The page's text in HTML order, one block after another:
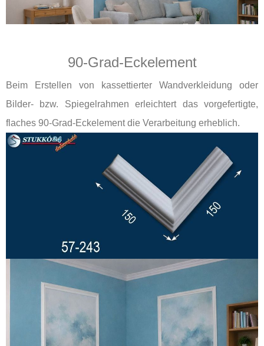
90-Grad-Eckelement
Beim Erstellen von kassettierter Wandverkleidung oder
Bilder- bzw. Spiegelrahmen erleichtert das vorgefertigte,
flaches 90-Grad-Eckelement die Verarbeitung erheblich.